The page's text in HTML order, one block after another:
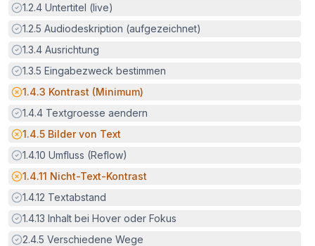
Erfüllt:
1.2.4 Untertitel (live)
Erfüllt:
1.2.5 Audiodeskription (aufgezeichnet)
Erfüllt:
1.3.4 Ausrichtung
Erfüllt:
1.3.5 Eingabezweck bestimmen
Potenzielle Barriere:
1.4.3 Kontrast (Minimum)
Erfüllt:
1.4.4 Textgroesse aendern
Potenzielle Barriere:
1.4.5 Bilder von Text
Erfüllt:
1.4.10 Umfluss (Reflow)
Potenzielle Barriere:
1.4.11 Nicht-Text-Kontrast
Erfüllt:
1.4.12 Textabstand
Erfüllt:
1.4.13 Inhalt bei Hover oder Fokus
Erfüllt:
2.4.5 Verschiedene Wege